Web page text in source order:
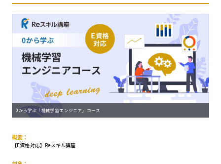
0から学ぶ「機械学習エンジニア」コース
概要：
【E資格対応】Reスキル講座